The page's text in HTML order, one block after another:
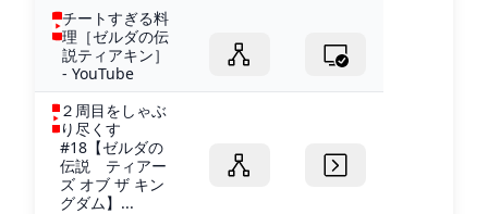
チートすぎる料
理［ゼルダの伝
説ティアキン］
- YouTube
２周目をしゃぶ
り尽くす
#18【ゼルダの
伝説 ティアー
ズ オブ ザ キン
グダム】...